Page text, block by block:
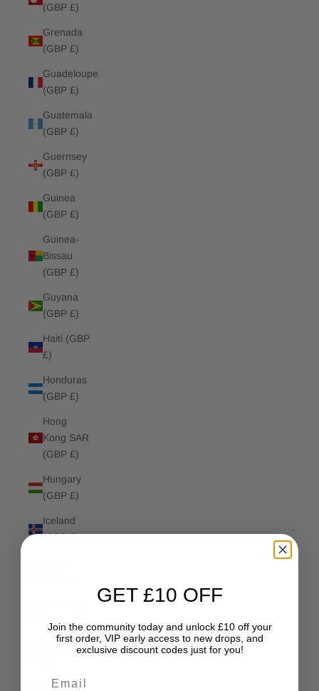
(GBP £)
Grenada
(GBP £)
Guadeloupe
(GBP £)
Guatemala
(GBP £)
Guernsey
(GBP £)
Guinea
(GBP £)
Guinea-
Bissau
(GBP £)
Guyana
(GBP £)
Haiti (GBP
£)
Honduras
(GBP £)
Hong
Kong SAR
(GBP £)
Hungary
(GBP £)
Iceland
(GBP £)
Iraq (GBP
Ireland
GET £10 OFF
Join the community today and unlock £10 off your
first order, VIP early access to new drops, and
exclusive discount codes just for you!